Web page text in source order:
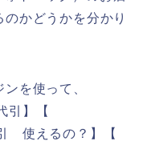
かどうかを分かり
を使って、
引】【
使えるの？】【